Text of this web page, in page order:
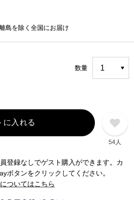
島を除く全国にお届け
数量
に入れる
54人
登録なしでゲスト購入ができます。カ
ボタンをクリックしてください。
ついてはこちら